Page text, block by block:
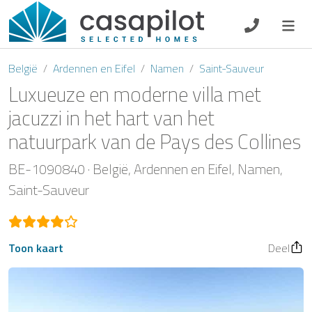
DE EN ES FR
Ontbijt
Voucher
België Ardennen en Eifel Namen Saint-Sauveur
Luxueuze en moderne villa met
jacuzzi in het hart van het
natuurpark van de Pays des Collines
BE-1090840 België Ardennen en Eifel Namen
Saint-Sauveur
Toon kaart Deel